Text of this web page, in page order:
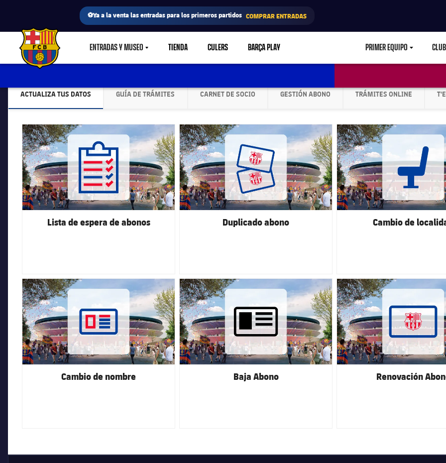
⚽Ya a la venta las entradas para los primeros partidos COMPRAR ENTRADAS
FC Barcelona club badge ENTRADAS Y MUSEOLABEL.SHARE.CARETDOWN
TIENDA CULERS BARÇA PLAY PRIMER EQUIPO CLUB
ACTUALIZA TUS DATOS
LABEL.ARIA.CHEVRONRIGHT
GUÍA DE TRÁMITES
LABEL.ARIA.CHEVRONRIGHT
CARNET DE SOCIO
LABEL.ARIA.CHEVRONRIGHT
GESTIÓN ABONO
LABEL.ARIA.CHEVRONRIGHT
TRÁMITES ONLINE
FC Barcelona club badge
Lista de espera de abonos
FC Barcelona club badge
Duplicado abono
FC Barcelona club badge
Cambio de
FC Barcelona club badge
Cambio de nombre
FC Barcelona club badge
Baja Abono
FC Barcelona club badge
Renovación